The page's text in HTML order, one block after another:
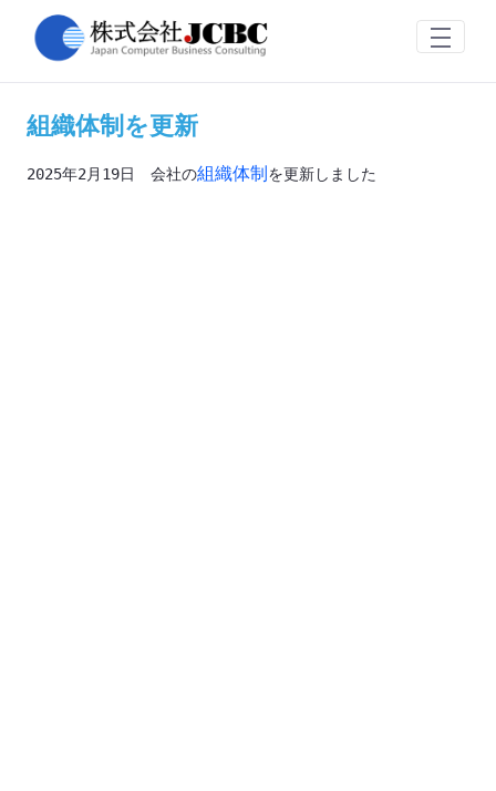
Saut au contenu principal
組織体制を更新
組織体制を更新
2025年2月19日　会社の組織体制を更新しました